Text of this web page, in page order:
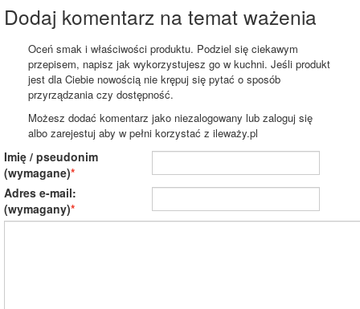
Dodaj komentarz na temat ważenia
Oceń smak i właściwości produktu. Podziel się ciekawym
przepisem, napisz jak wykorzystujesz go w kuchni. Jeśli produkt
jest dla Ciebie nowością nie krępuj się pytać o sposób
przyrządzania czy dostępność.
Możesz dodać komentarz jako niezalogowany lub zaloguj się
albo zarejestuj aby w pełni korzystać z ileważy.pl
Imię / pseudonim
(wymagane)
Adres e-mail:
(wymagany)